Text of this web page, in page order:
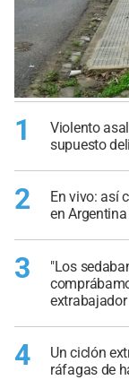
1
Violento
supuesto
2
En vivo: así
en Argentina
3
"Los
4
Un ciclón
ráfagas de